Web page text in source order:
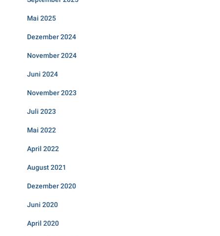
Mai 2025
Dezember 2024
November 2024
Juni 2024
November 2023
Juli 2023
Mai 2022
April 2022
August 2021
Dezember 2020
Juni 2020
April 2020